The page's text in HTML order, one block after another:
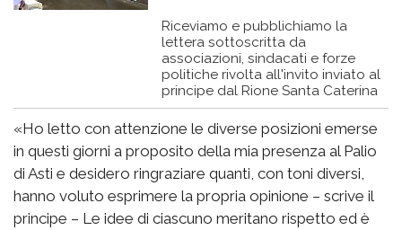
Riceviamo e pubblichiamo la
lettera sottoscritta da
associazioni, sindacati e forze
politiche rivolta all'invito inviato al
principe dal Rione Santa Caterina
«Ho letto con attenzione le diverse posizioni emerse
in questi giorni a proposito della mia presenza al Palio
di Asti e desidero ringraziare quanti, con toni diversi,
hanno voluto esprimere la propria opinione – scrive il
principe – Le idee di ciascuno meritano rispetto ed è